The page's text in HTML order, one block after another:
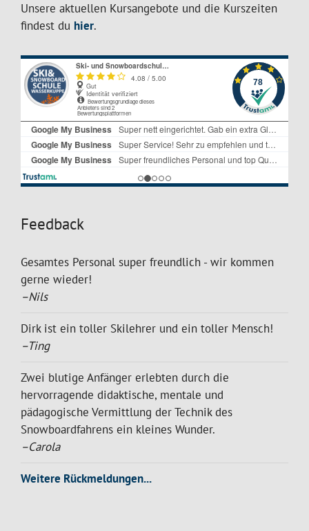
Unsere aktuellen Kursangebote und die Kurszeiten
findest du hier.
Feedback
Gesamtes Personal super freundlich - wir kommen
gerne wieder!
–Nils
Dirk ist ein toller Skilehrer und ein toller Mensch!
–Ting
Zwei blutige Anfänger erlebten durch die
hervorragende didaktische, mentale und
pädagogische Vermittlung der Technik des
Snowboardfahrens ein kleines Wunder.
–Carola
Weitere Rückmeldungen...